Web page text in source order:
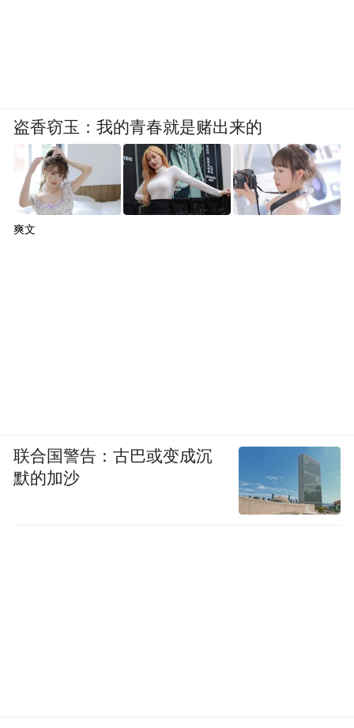
盗香窃玉：我的青春就是赌出来的
爽文
联合国警告：古巴或变成沉
默的加沙